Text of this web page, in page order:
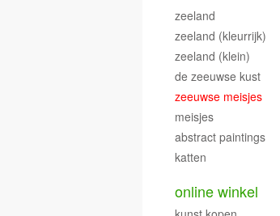
zeeland
zeeland (kleurrijk)
zeeland (klein)
de zeeuwse kust
zeeuwse meisjes
meisjes
abstract paintings
katten
online winkel